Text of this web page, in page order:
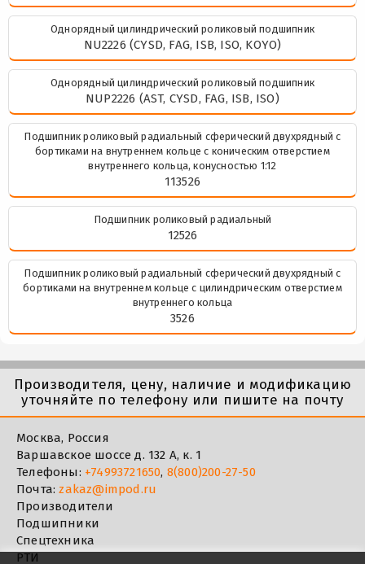
Однорядный цилиндрический роликовый подшипник
NU2226 (CYSD, FAG, ISB, ISO, KOYO)
Однорядный цилиндрический роликовый подшипник
NUP2226 (AST, CYSD, FAG, ISB, ISO)
Подшипник роликовый радиальный сферический двухрядный с
бортиками на внутреннем кольце с коническим отверстием
внутреннего кольца, конусностью 1:12
113526
Подшипник роликовый радиальный
12526
Подшипник роликовый радиальный сферический двухрядный с
бортиками на внутреннем кольце с цилиндрическим отверстием
внутреннего кольца
3526
Производителя, цену, наличие и модификацию
уточняйте по телефону или пишите на почту
Москва, Россия
Варшавское шоссе д. 132 А, к. 1
Телефоны: +74993721650, 8(800)200-27-50
Почта:zakaz@impod.ru
Производители
Подшипники
Спецтехника
РТИ